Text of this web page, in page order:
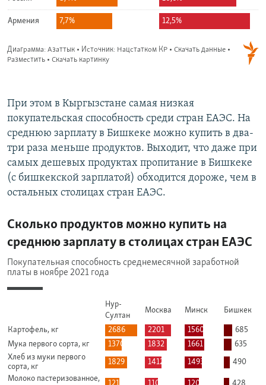
При этом в Кыргызстане самая низкая
покупательская способность среди стран ЕАЭС. На
среднюю зарплату в Бишкеке можно купить в два-
три раза меньше продуктов. Выходит, что даже при
самых дешевых продуктах пропитание в Бишкеке
(с бишкекской зарплатой) обходится дороже, чем в
остальных столицах стран ЕАЭС.